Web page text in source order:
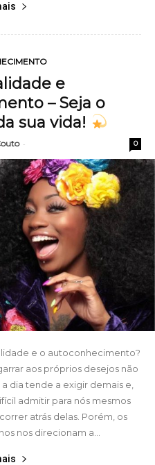
e
– Seja o
sua vida!
- 0
e o autoconhecimento?
aos próprios desejos não
dia tende a exigir demais e,
admitir para nós mesmos
atrás delas. Porém, os
nos direcionam a...